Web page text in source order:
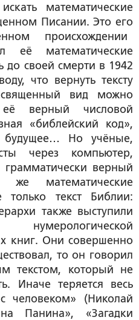
математические
Писании. Это его
происхождении
математические
до своей смерти в 1942
что вернуть тексту
вид можно
её верный числовой
«библейский код»,
будущее… Но учёные,
через компьютер,
верный
же математические
только текст Библии:
также выступили
книг. Они совершенно
то он говорил
текстом, который не
Иначе теряется весь
человеком» (Николай
Панина», «Загадки